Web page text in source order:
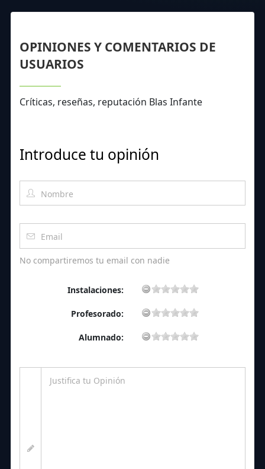
OPINIONES Y COMENTARIOS DE
USUARIOS
Críticas, reseñas, reputación Blas Infante
Introduce tu opinión
No compartiremos tu email con nadie
Instalaciones:
Profesorado:
Alumnado: